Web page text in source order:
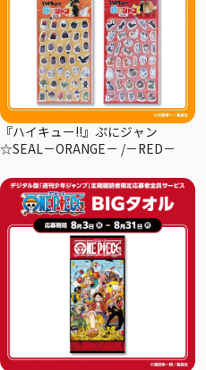
『ハイキュー!!』ぷにジャン
☆SEAL－ORANGE－ /－RED－